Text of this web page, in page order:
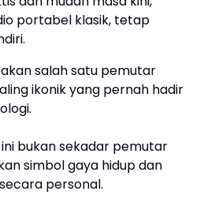
portabel klasik, tetap
salah satu pemutar
ikonik yang pernah hadir
bukan sekadar pemutar
simbol gaya hidup dan
personal.